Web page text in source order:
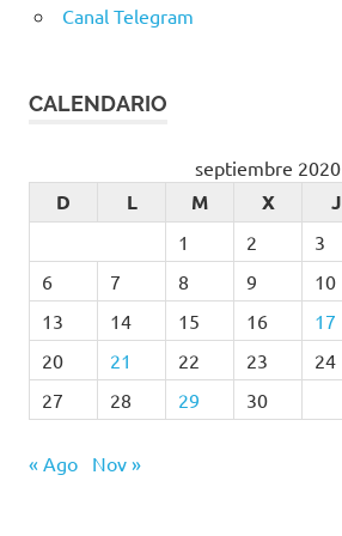
Canal Telegram
CALENDARIO
septiembre 2020
D L M X J
1 2 3
6
7 8 9 10
13
14 15 16 17
20
21 22 23 24
27
28 29 30
« Ago Nov »